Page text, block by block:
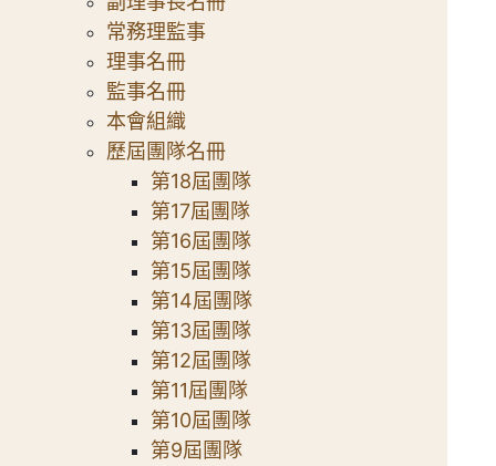
常務理監事
理事名冊
監事名冊
本會組織
歷屆團隊名冊
第18屆團隊
第17屆團隊
第16屆團隊
第15屆團隊
第14屆團隊
第13屆團隊
第12屆團隊
第11屆團隊
第10屆團隊
第9屆團隊